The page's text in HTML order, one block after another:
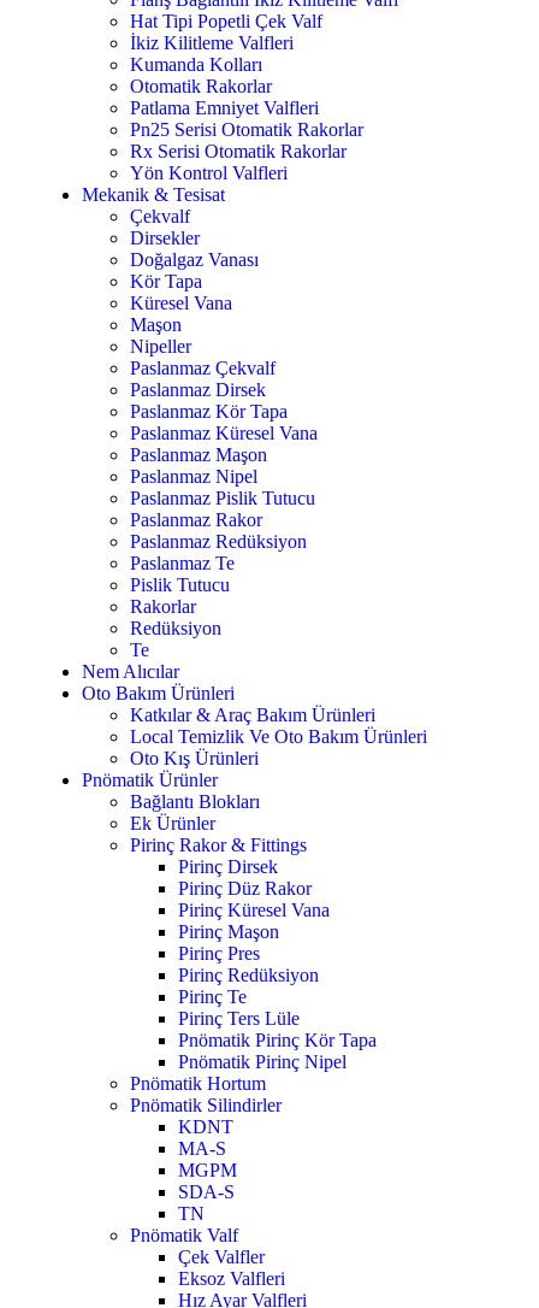
Hat Tipi Popetli Çek Valf
İkiz Kilitleme Valfleri
Kumanda Kolları
Otomatik Rakorlar
Patlama Emniyet Valfleri
Pn25 Serisi Otomatik Rakorlar
Rx Serisi Otomatik Rakorlar
Yön Kontrol Valfleri
Mekanik & Tesisat
Çekvalf
Dirsekler
Doğalgaz Vanası
Kör Tapa
Küresel Vana
Maşon
Nipeller
Paslanmaz Çekvalf
Paslanmaz Dirsek
Paslanmaz Kör Tapa
Paslanmaz Küresel Vana
Paslanmaz Maşon
Paslanmaz Nipel
Paslanmaz Pislik Tutucu
Paslanmaz Rakor
Paslanmaz Redüksiyon
Paslanmaz Te
Pislik Tutucu
Rakorlar
Redüksiyon
Te
Nem Alıcılar
Oto Bakım Ürünleri
Katkılar & Araç Bakım Ürünleri
Local Temizlik Ve Oto Bakım Ürünleri
Oto Kış Ürünleri
Pnömatik Ürünler
Bağlantı Blokları
Ek Ürünler
Pirinç Rakor & Fittings
Pirinç Dirsek
Pirinç Düz Rakor
Pirinç Küresel Vana
Pirinç Maşon
Pirinç Pres
Pirinç Redüksiyon
Pirinç Te
Pirinç Ters Lüle
Pnömatik Pirinç Kör Tapa
Pnömatik Pirinç Nipel
Pnömatik Hortum
Pnömatik Silindirler
KDNT
MA-S
MGPM
SDA-S
TN
Pnömatik Valf
Çek Valfler
Eksoz Valfleri
Hız Ayar Valfleri